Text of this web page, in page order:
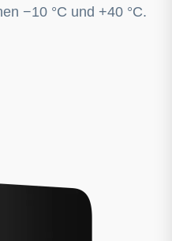
−10 °C und +40 °C.